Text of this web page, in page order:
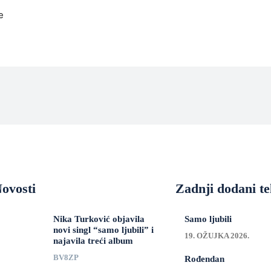
Nika Turković objavila
novi singl “samo ljubili” i
najavila treći album
BV8ZP
Zadnji dodani
Samo ljubili
19. OŽUJKA 2026.
Rođendan